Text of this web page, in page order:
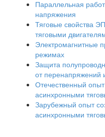
Параллельная
напряжения
Тяговые свойства
тяговыми
Электромагнитные
режимах
Защита
от перенапряжений
Отечественный
асинхронными
Зарубежный опыт
асинхронными